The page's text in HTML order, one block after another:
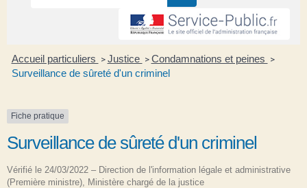
Accueil particuliers > Justice > Condamnations et peines >
Surveillance de sûreté d'un criminel
Fiche pratique
Surveillance de sûreté d'un criminel
Vérifié le 24/03/2022 – Direction de l'information légale et administrative
(Première ministre), Ministère chargé de la justice